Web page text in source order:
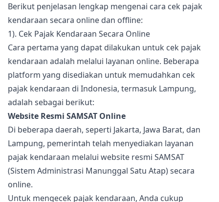
Berikut penjelasan lengkap mengenai cara cek pajak
kendaraan secara online dan offline:
1). Cek Pajak Kendaraan Secara Online
Cara pertama yang dapat dilakukan untuk cek pajak
kendaraan adalah melalui layanan online. Beberapa
platform yang disediakan untuk memudahkan cek
pajak kendaraan di Indonesia, termasuk Lampung,
adalah sebagai berikut:
Website Resmi SAMSAT Online
Di beberapa daerah, seperti Jakarta, Jawa Barat, dan
Lampung, pemerintah telah menyediakan layanan
pajak kendaraan melalui website resmi SAMSAT
(Sistem Administrasi Manunggal Satu Atap) secara
online.
Untuk mengecek pajak kendaraan, Anda cukup